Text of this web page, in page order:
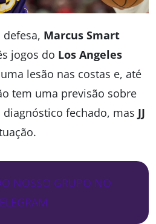
Marcus Smart
jogos do Los Angeles
lesão nas costas e, até
tem uma previsão sobre
fechado, mas JJ
NOSSO GRUPO NO